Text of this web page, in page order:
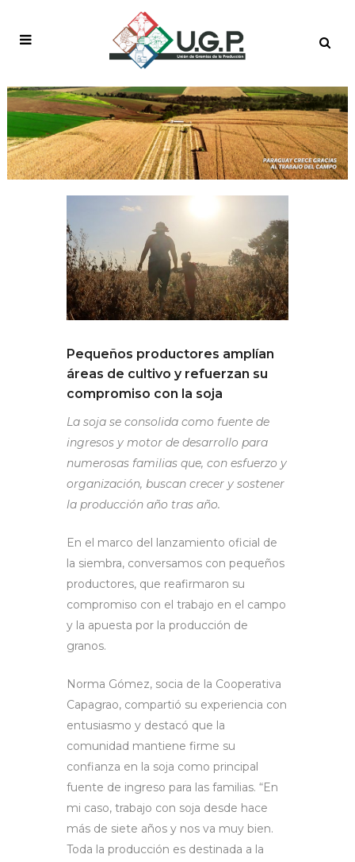
Pequeños productores amplían
áreas de cultivo y refuerzan su
compromiso con la soja
La soja se consolida como fuente de
ingresos y motor de desarrollo para
numerosas familias que, con esfuerzo y
organización, buscan crecer y sostener
la producción año tras año.
En el marco del lanzamiento oficial de
la siembra, conversamos con pequeños
productores, que reafirmaron su
compromiso con el trabajo en el campo
y la apuesta por la producción de
granos.
Norma Gómez, socia de la Cooperativa
Capagrao, compartió su experiencia con
entusiasmo y destacó que la
comunidad mantiene firme su
confianza en la soja como principal
fuente de ingreso para las familias. “En
mi caso, trabajo con soja desde hace
más de siete años y nos va muy bien.
Toda la producción es destinada a la